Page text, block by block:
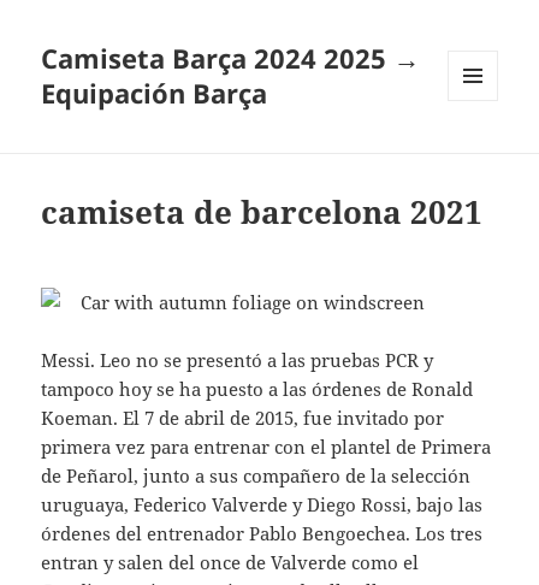
Camiseta Barça 2024 2025 →
Equipación Barça
camiseta de barcelona 2021
Messi. Leo no se presentó a las pruebas PCR y
tampoco hoy se ha puesto a las órdenes de Ronald
Koeman. El 7 de abril de 2015, fue invitado por
primera vez para entrenar con el plantel de Primera
de Peñarol, junto a sus compañero de la selección
uruguaya, Federico Valverde y Diego Rossi, bajo las
órdenes del entrenador Pablo Bengoechea. Los tres
entran y salen del once de Valverde como el